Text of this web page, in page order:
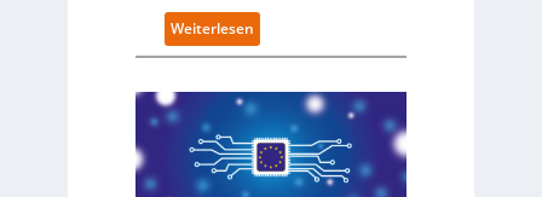
e
r
i
t
e
g
r
Weiterlesen:
S
h
w
a
r
z